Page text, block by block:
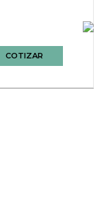
COTIZAR